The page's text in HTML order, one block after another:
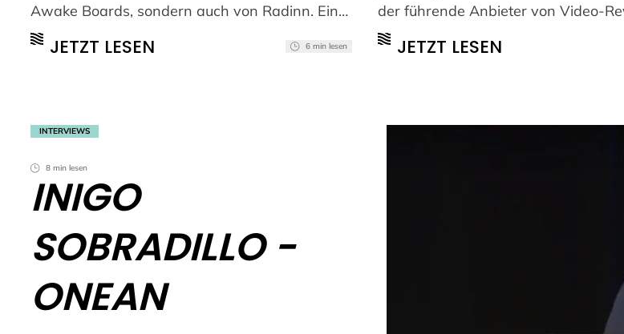
Awake Boards, sondern auch von Radinn. Ein
echter Pionier der elektrischen Surfboards.
(mehr …)
JETZT LESEN 6 min lesen
der führende Anbieter von Video-
benzinbetriebene und elektrische
(mehr …)
JETZT LESEN
INTERVIEWS
8 min lesen
INIGO
SOBRADILLO -
ONEAN